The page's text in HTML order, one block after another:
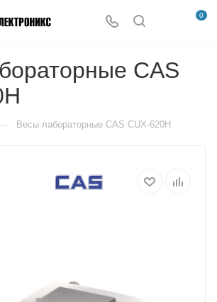
0
CAS
Весы лабораторные CAS CUX-620H